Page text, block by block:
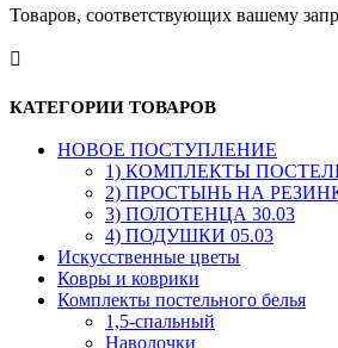
Товаров, соответствующих вашему
КАТЕГОРИИ ТОВАРОВ
HОВОЕ ПОСТУПЛЕНИЕ
1) КОМПЛЕКТЫ
2) ПРОСТЫНЬ НА
3) ПОЛОТЕНЦА 30.03
4) ПОДУШКИ 05.03
Искусственные цветы
Ковры и коврики
Комплекты постельного белья
1,5-спальный
Наволочки